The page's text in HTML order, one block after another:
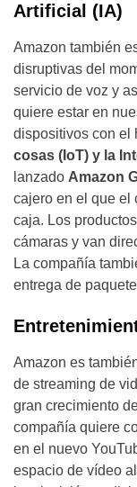
Artificial (IA)
Amazon también
disruptivas del
servicio de voz y
quiere estar en
dispositivos con el
cosas (IoT) y la
lanzado Amazon
cajero en el que el
caja. Los
cámaras y van
La compañía
entrega de
Amazon es
de streaming de
gran crecimiento
compañía quiere
en el nuevo
espacio de vídeo